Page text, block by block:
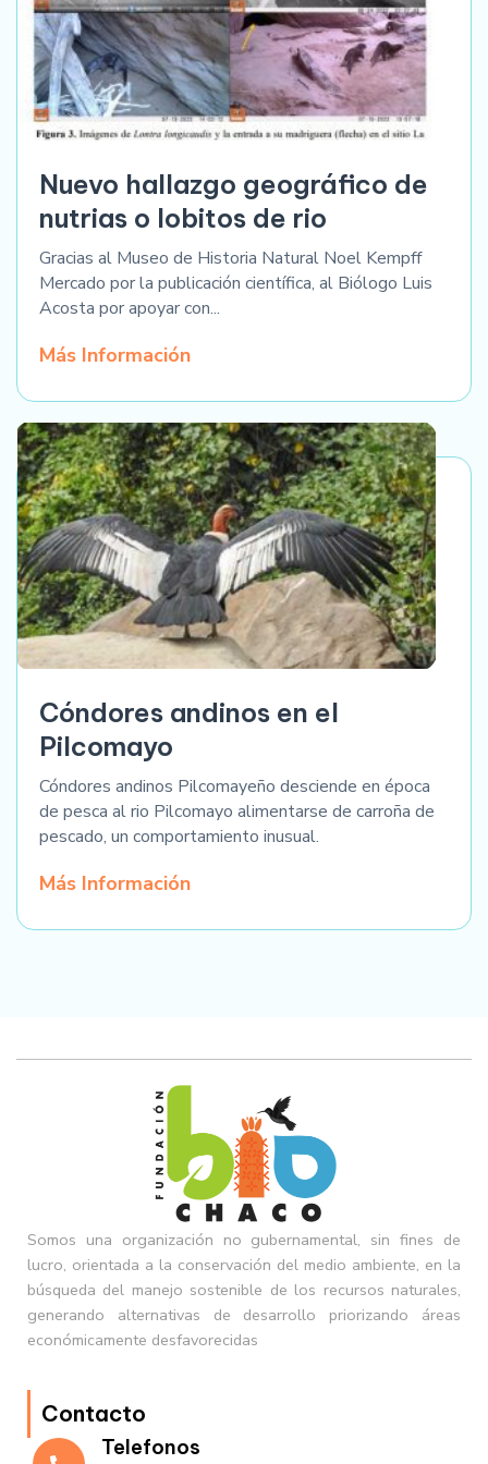
Nuevo hallazgo geográfico de
nutrias o lobitos de rio
Gracias al Museo de Historia Natural Noel Kempff
Mercado por la publicación científica, al Biólogo Luis
Acosta por apoyar con...
Más Información
Cóndores andinos en el
Pilcomayo
Cóndores andinos Pilcomayeño desciende en época
de pesca al rio Pilcomayo alimentarse de carroña de
pescado, un comportamiento inusual.
Más Información
Somos una organización no gubernamental, sin fines de
lucro, orientada a la conservación del medio ambiente, en la
búsqueda del manejo sostenible de los recursos naturales,
generando alternativas de desarrollo priorizando áreas
económicamente desfavorecidas
Contacto
Telefonos